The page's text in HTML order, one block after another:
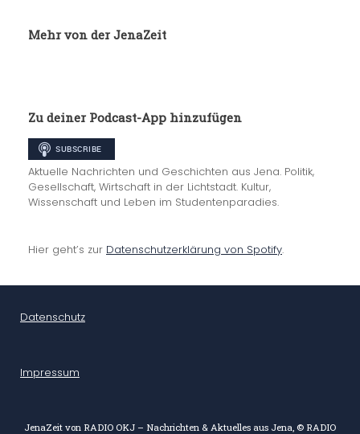
Mehr von der JenaZeit
Zu deiner Podcast-App hinzufügen
Aktuelle Nachrichten und Geschichten aus Jena. Politik,
Gesellschaft, Wirtschaft in der Lichtstadt. Kultur,
Wissenschaft und Leben im Studentenparadies.
Hier geht’s zur Datenschutzerklärung von Spotify.
Datenschutz
Impressum
JenaZeit von RADIO OKJ – Nachrichten & Aktuelles aus Jena, © RADIO